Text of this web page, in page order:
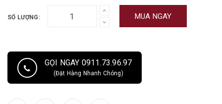
SỐ LƯỢNG: MUA NGAY
GỌI NGAY 0911.73.96.97
(Đặt Hàng Nhanh Chóng)